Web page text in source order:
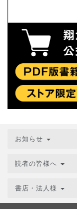
お知らせ
読者の皆様へ
書店・法人様